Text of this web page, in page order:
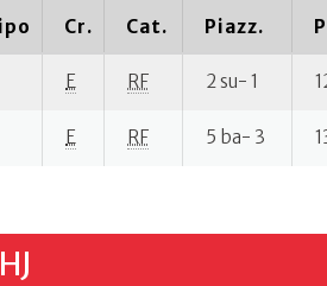
Cr. Cat. Piazz.
E RF 2 su- 1
E RF 5 ba- 3